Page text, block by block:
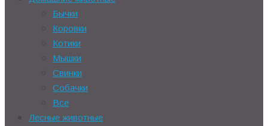
Бычки
Коровки
Котики
Мышки
Свинки
Собачки
Все
Лесные животные